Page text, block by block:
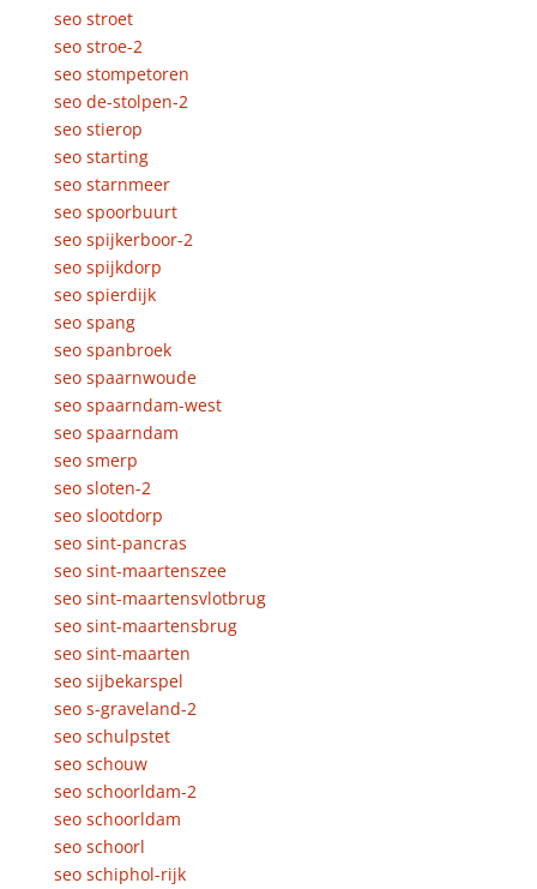
seo stroet
seo stroe-2
seo stompetoren
seo de-stolpen-2
seo stierop
seo starting
seo starnmeer
seo spoorbuurt
seo spijkerboor-2
seo spijkdorp
seo spierdijk
seo spang
seo spanbroek
seo spaarnwoude
seo spaarndam-west
seo spaarndam
seo smerp
seo sloten-2
seo slootdorp
seo sint-pancras
seo sint-maartenszee
seo sint-maartensvlotbrug
seo sint-maartensbrug
seo sint-maarten
seo sijbekarspel
seo s-graveland-2
seo schulpstet
seo schouw
seo schoorldam-2
seo schoorldam
seo schoorl
seo schiphol-rijk